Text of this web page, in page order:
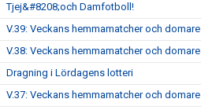
Tjej&#8208;och Damfotboll!
V.39: Veckans hemmamatcher och domare
V.38: Veckans hemmamatcher och domare
Dragning i Lördagens lotteri
V.37: Veckans hemmamatcher och domare